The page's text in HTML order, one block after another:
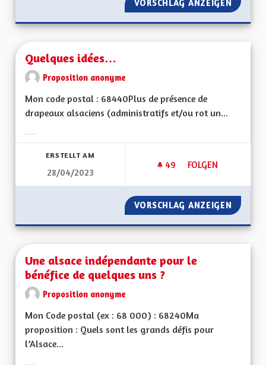
VORSCHLAG ANZEIGEN
Quelques idées…
Proposition anonyme
Mon code postal : 68440Plus de présence de
drapeaux alsaciens (administratifs et/ou rot un...
ERSTELLT AM
28/04/2023
49 49 FOLLOWER
FOLGEN
QUELQUES IDÉES…
VORSCHLAG ANZEIGEN
Une alsace indépendante pour le
bénéfice de quelques uns ?
Proposition anonyme
Mon Code postal (ex : 68 000) : 68240Ma
proposition : Quels sont les grands défis pour
l’Alsace...